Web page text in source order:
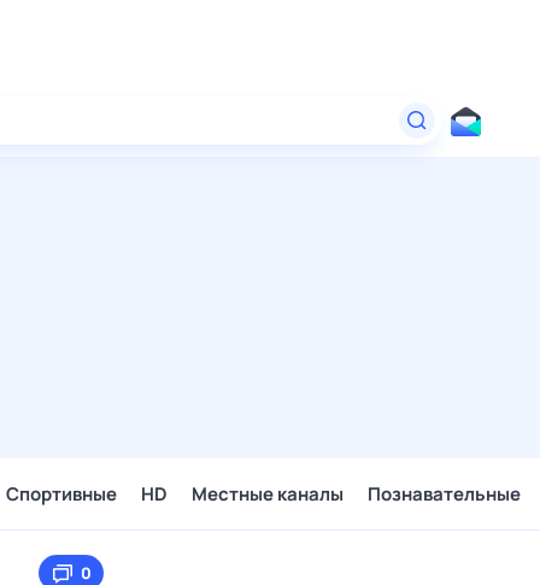
Спортивные HD Местные каналы Познавательные
0